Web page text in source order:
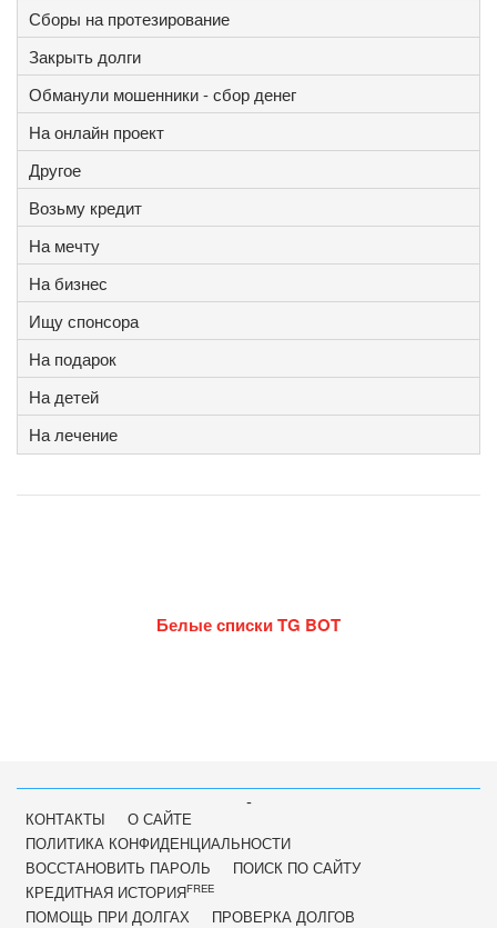
Сборы на протезирование
Закрыть долги
Обманули мошенники - сбор денег
На онлайн проект
Другое
Возьму кредит
На мечту
На бизнес
Ищу спонсора
На подарок
На детей
На лечение
Белые списки TG BOT
-
КОНТАКТЫ
О САЙТЕ
ПОЛИТИКА КОНФИДЕНЦИАЛЬНОСТИ
ВОССТАНОВИТЬ ПАРОЛЬ
ПОИСК ПО САЙТУ
КРЕДИТНАЯ ИСТОРИЯFREE
ПОМОЩЬ ПРИ ДОЛГАХ ПРОВЕРКА ДОЛГОВ